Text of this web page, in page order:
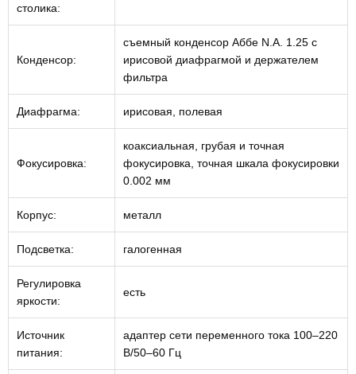
столика:
Конденсор:
съемный конденсор Аббе N.A. 1.25 с
ирисовой диафрагмой и держателем
фильтра
Диафрагма: ирисовая, полевая
Фокусировка:
коаксиальная, грубая и точная
фокусировка, точная шкала фокусировки
0.002 мм
Корпус: металл
Подсветка: галогенная
Регулировка
яркости:
есть
Источник
питания:
адаптер сети переменного тока 100–220
В/50–60 Гц